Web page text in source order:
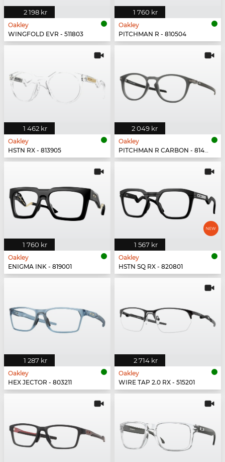
2 198 kr
Oakley
WINGFOLD EVR - 511803
1 760 kr
Oakley
PITCHMAN R - 810504
1 462 kr
Oakley
HSTN RX - 813905
2 049 kr
Oakley
PITCHMAN R CARBON - 814902
1 760 kr
Oakley
ENIGMA INK - 819001
1 567 kr
Oakley
HSTN SQ RX - 820801
1 287 kr
Oakley
HEX JECTOR - 803211
2 714 kr
Oakley
WIRE TAP 2.0 RX - 515201